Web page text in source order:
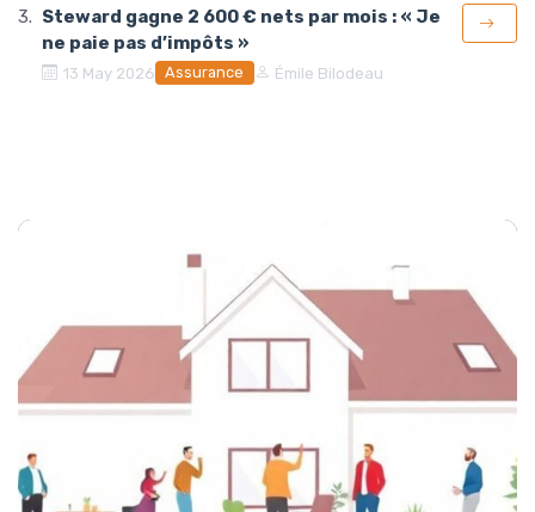
Steward gagne 2 600 € nets par mois : « Je
ne paie pas d’impôts »
13 May 2026 Assurance Émile Bilodeau